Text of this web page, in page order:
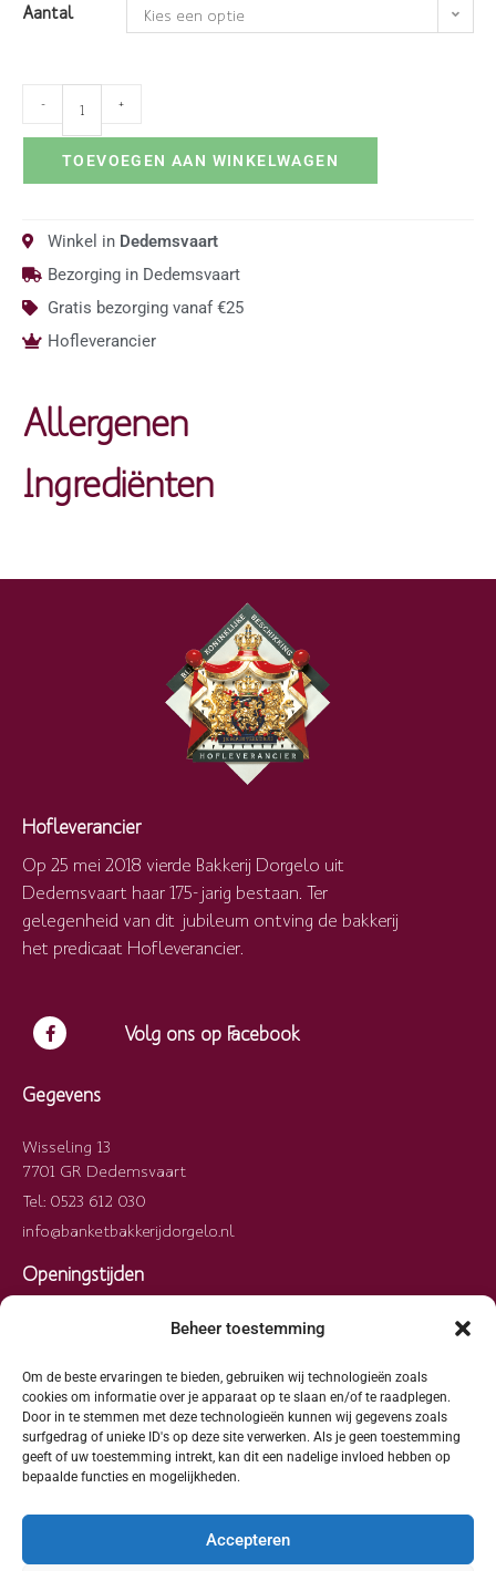
Beheer toestemming
Om de beste ervaringen te bieden, gebruiken wij technologieën zoals
cookies om informatie over je apparaat op te slaan en/of te raadplegen.
Door in te stemmen met deze technologieën kunnen wij gegevens zoals
surfgedrag of unieke ID's op deze site verwerken. Als je geen toestemming
geeft of uw toestemming intrekt, kan dit een nadelige invloed hebben op
bepaalde functies en mogelijkheden.
Accepteren
Aantal Kies een optie
- +
TOEVOEGEN AAN WINKELWAGEN
Winkel in Dedemsvaart
Bezorging in Dedemsvaart
Gratis bezorging vanaf €25
Hofleverancier
Allergenen
Ingrediënten
Hofleverancier
Op 25 mei 2018 vierde Bakkerij Dorgelo uit
Dedemsvaart haar 175-jarig bestaan. Ter
gelegenheid van dit jubileum ontving de bakkerij
het predicaat Hofleverancier.
Volg ons op Facebook
Gegevens
Wisseling 13
7701 GR Dedemsvaart
Tel: 0523 612 030
info@banketbakkerijdorgelo.nl
Openingstijden
Woensdag
Donderdag
Vrijdag
Zaterdag
09:00 – 13:00
09:00 – 13:00
09:00 – 13:00
09:00 – 13:00
09:00 – 13:00